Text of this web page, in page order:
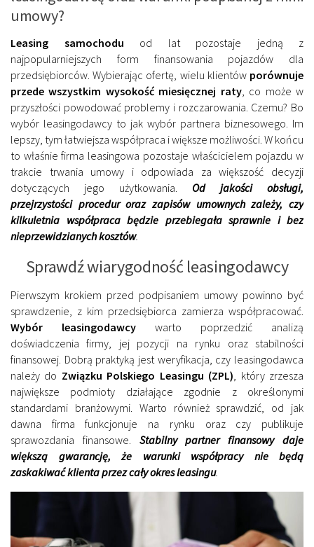
umowy?
Leasing samochodu od lat pozostaje jedną z
najpopularniejszych form finansowania pojazdów dla
przedsiębiorców. Wybierając ofertę, wielu klientów porównuje
przede wszystkim wysokość miesięcznej raty, co może w
przyszłości powodować problemy i rozczarowania. Czemu? Bo
wybór leasingodawcy to jak wybór partnera biznesowego. Im
lepszy, tym łatwiejsza współpraca i większe możliwości. W końcu
to właśnie firma leasingowa pozostaje właścicielem pojazdu w
trakcie trwania umowy i odpowiada za większość decyzji
dotyczących jego użytkowania. Od jakości obsługi,
przejrzystości procedur oraz zapisów umownych zależy, czy
kilkuletnia współpraca będzie przebiegała sprawnie i bez
nieprzewidzianych kosztów.
Sprawdź wiarygodność leasingodawcy
Pierwszym krokiem przed podpisaniem umowy powinno być
sprawdzenie, z kim przedsiębiorca zamierza współpracować.
Wybór leasingodawcy warto poprzedzić analizą
doświadczenia firmy, jej pozycji na rynku oraz stabilności
finansowej. Dobrą praktyką jest weryfikacja, czy leasingodawca
należy do Związku Polskiego Leasingu (ZPL) , który zrzesza
największe podmioty działające zgodnie z określonymi
standardami branżowymi. Warto również sprawdzić, od jak
dawna firma funkcjonuje na rynku oraz czy publikuje
sprawozdania finansowe. Stabilny partner finansowy daje
większą gwarancję, że warunki współpracy nie będą
zaskakiwać klienta przez cały okres leasingu.